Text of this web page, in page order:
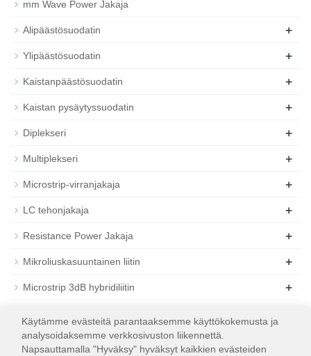
mm Wave Power Jakaja
Alipäästösuodatin +
Ylipäästösuodatin +
Kaistanpäästösuodatin +
Kaistan pysäytyssuodatin +
Diplekseri +
Multiplekseri +
Microstrip-virranjakaja +
LC tehonjakaja +
Resistance Power Jakaja +
Mikroliuskasuuntainen liitin +
Microstrip 3dB hybridiliitin +
Koaksiaalinen RF-kuorma
Käytämme evästeitä parantaaksemme käyttökokemusta ja
analysoidaksemme verkkosivuston liikennettä.
Napsauttamalla "Hyväksy" hyväksyt kaikkien evästeiden